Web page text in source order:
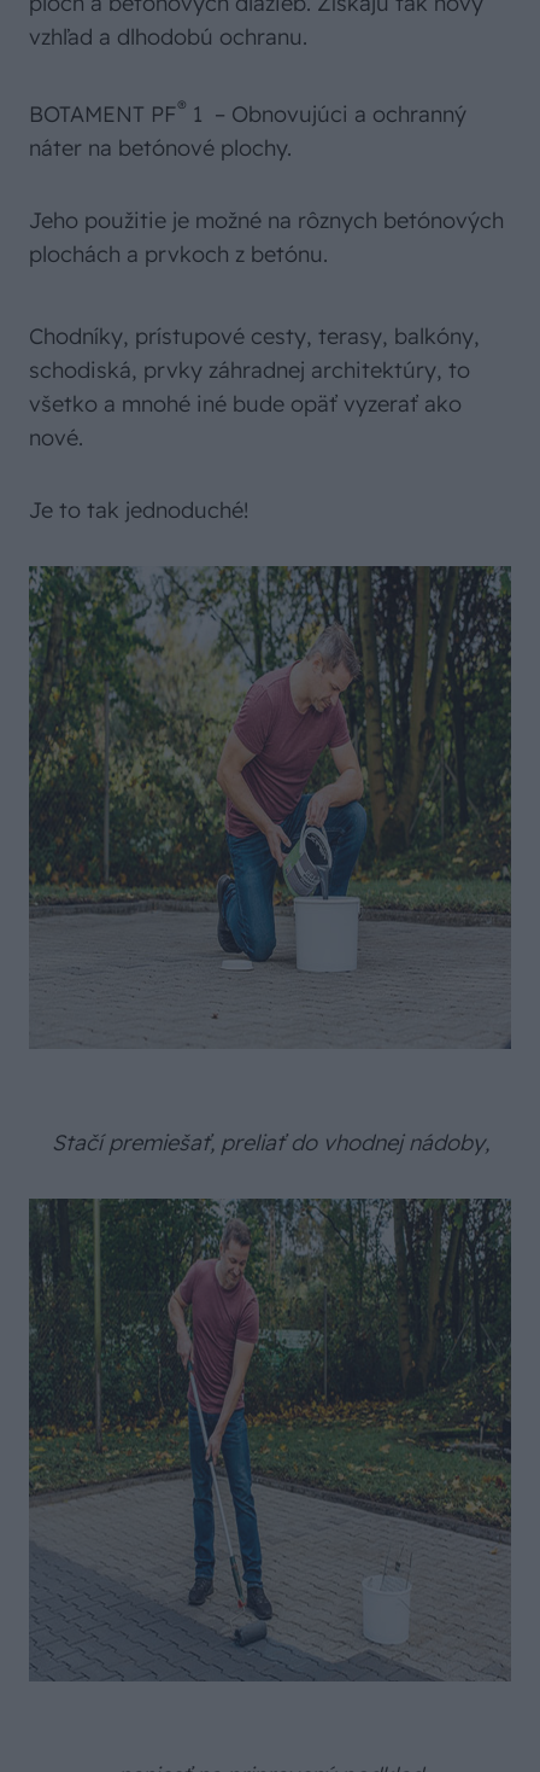
vzhľad a dlhodobú ochranu.
BOTAMENT PF® 1 – Obnovujúci a ochranný
náter na betónové plochy.
Jeho použitie je možné na rôznych betónových
plochách a prvkoch z betónu.
Chodníky, prístupové cesty, terasy, balkóny,
schodiská, prvky záhradnej architektúry, to
všetko a mnohé iné bude opäť vyzerať ako
nové.
Je to tak jednoduché!
Stačí premiešať, preliať do vhodnej nádoby,